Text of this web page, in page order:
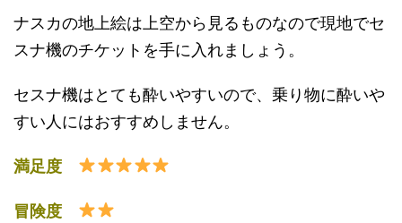
ナスカの地上絵は上空から見るものなので現地でセ
スナ機のチケットを手に入れましょう。
セスナ機はとても酔いやすいので、乗り物に酔いや
すい人にはおすすめしません。
満足度
冒険度